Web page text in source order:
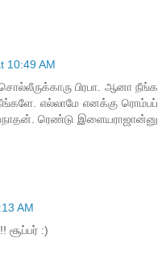
10:49 AM
பிரபா. ஆனா நீங்க
எல்லாமே எனக்கு ரொம்பப்
ரெண்டு இளையராஜான்னு
AM
சூப்பர் :)